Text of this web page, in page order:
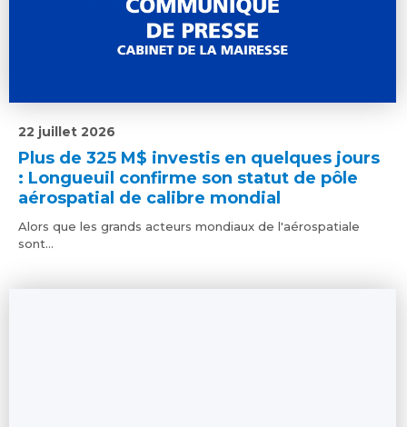
Plus de 325 M$ investis en quelques jours
: Longueuil confirme son statut de pôle
aérospatial de calibre mondial
22 juillet 2026
Alors que les grands acteurs mondiaux de l'aérospatiale
sont...